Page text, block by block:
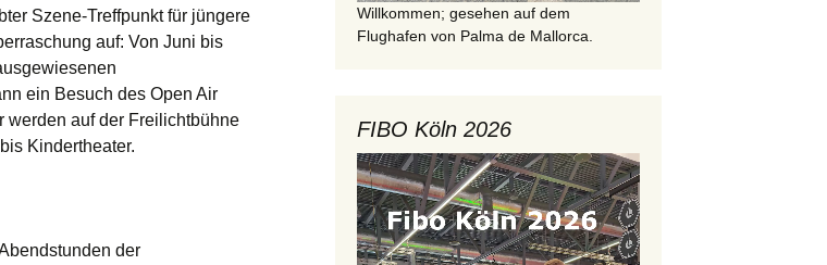
Szene-Treffpunkt für jüngere
auf: Von Juni bis
ein Besuch des Open Air
werden auf der Freilichtbühne
Kindertheater.
der
Willkommen; gesehen auf dem
Flughafen von Palma de Mallorca.
FIBO Köln 2026
Video-
Player